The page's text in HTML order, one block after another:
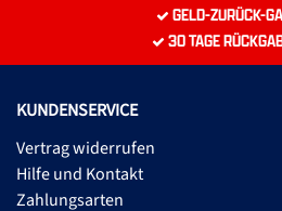
GELD-ZURÜCK-
30 TAGE
KUNDENSERVICE
Vertrag widerrufen
Hilfe und Kontakt
Zahlungsarten